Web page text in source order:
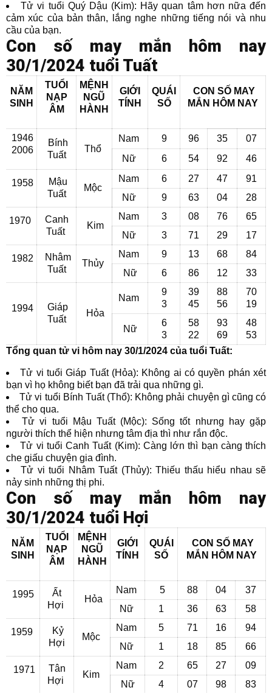
Tử vi tuổi Quý Dậu (Kim): Hãy quan tâm hơn nữa đến
cảm xúc của bản thân, lắng nghe những tiếng nói và nhu
cầu của bạn.
Con số may mắn hôm nay
30/1/2024 tuổi Tuất
NĂM
SINH
TUỔI
NẠP
ÂM
MỆNH
NGŨ
HÀNH
GIỚI
TÍNH
QUÁI
SỐ
CON SỐ MAY
MẮN HÔM NAY
1946
2006
Bính
Tuất
Thổ
Nam 9 96 35
07
Nữ
6 54 92 46
1958
Mậu
Tuất
Mộc
Nam 6 27 47
91
Nữ
9 63 04 28
1970
Canh
Tuất
Kim
Nam 3 08 76
65
Nữ
3 71 29 17
1982
Nhâm
Tuất
Thủy
Nam 9 13 68
84
Nữ
6 86 12 33
1994
Giáp
Tuất
Hỏa
Nam
9
3
39
45
88
56
70
19
Nữ
6
3
58
22
93
69
48
53
Tổng quan tử vi hôm nay 30/1/2024 của tuổi Tuất:
Tử vi tuổi Giáp Tuất (Hỏa): Không ai có quyền phán xét
bạn vì họ không biết bạn đã trải qua những gì.
Tử vi tuổi Bính Tuất (Thổ): Không phải chuyện gì cũng có
thể cho qua.
Tử vi tuổi Mậu Tuất (Mộc): Sống tốt nhưng hay gặp
người thích thể hiện nhưng tâm địa thì như rắn độc.
Tử vi tuổi Canh Tuất (Kim): Càng lớn thì bạn càng thích
che giấu chuyện gia đình.
Tử vi tuổi Nhâm Tuất (Thủy): Thiếu thấu hiểu nhau sẽ
nảy sinh những thị phi.
Con số may mắn hôm nay
30/1/2024 tuổi Hợi
NĂM
SINH
TUỔI
NẠP
ÂM
MỆNH
NGŨ
HÀNH
GIỚI
TÍNH
QUÁI
SỐ
CON SỐ MAY
MẮN HÔM NAY
1995
Ất
Hợi
Hỏa
Nam 5 88 04
37
Nữ
1 36 63 58
1959
Kỷ
Hợi
Mộc
Nam 5 71 16
94
Nữ
1 18 85 66
1971
Tân
Hợi
Kim
Nam 2 65 27
09
Nữ
4 07 98 83